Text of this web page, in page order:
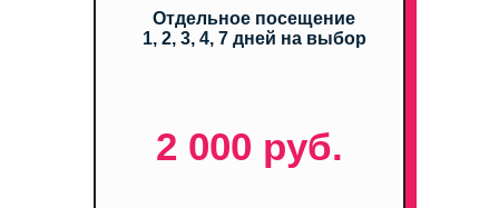
2 000 руб.
Отдельное посещение
1, 2, 3, 4, 7 дней на выбор